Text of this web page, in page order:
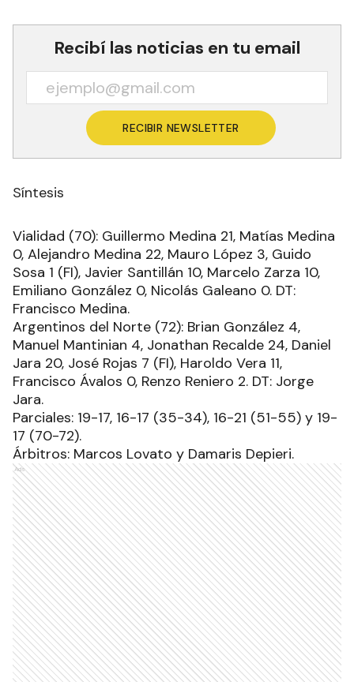
Recibí las noticias en tu email
RECIBIR NEWSLETTER
Síntesis
Vialidad (70): Guillermo Medina 21, Matías Medina
0, Alejandro Medina 22, Mauro López 3, Guido
Sosa 1 (FI), Javier Santillán 10, Marcelo Zarza 10,
Emiliano González 0, Nicolás Galeano 0. DT:
Francisco Medina.
Argentinos del Norte (72): Brian González 4,
Manuel Mantinian 4, Jonathan Recalde 24, Daniel
Jara 20, José Rojas 7 (FI), Haroldo Vera 11,
Francisco Ávalos 0, Renzo Reniero 2. DT: Jorge
Jara.
Parciales: 19-17, 16-17 (35-34), 16-21 (51-55) y 19-
17 (70-72).
Árbitros: Marcos Lovato y Damaris Depieri.
Ads